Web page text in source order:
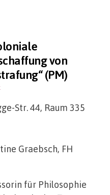
von
(PM)
Str. 44, Raum 335
Graebsch, FH
für Philosophie